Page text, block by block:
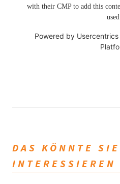
with their CMP to add this
Powered by
DAS KÖNNTE
INTERESSIEREN